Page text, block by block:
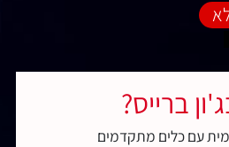
ברייס?
עם כלים מתקדמים